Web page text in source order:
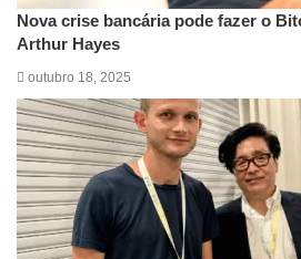
Nova crise bancária pode fazer o
Arthur Hayes
outubro 18, 2025